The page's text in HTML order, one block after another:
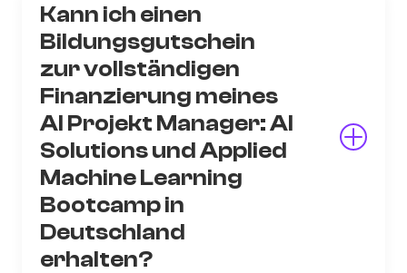
Kann ich einen
Bildungsgutschein
zur vollständigen
Finanzierung meines
AI Projekt Manager: AI
Solutions und Applied
Machine Learning
Bootcamp in
Deutschland
erhalten?